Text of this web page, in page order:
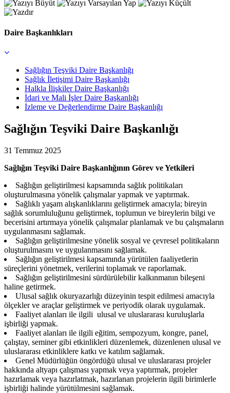
Daire Başkanlıkları
Sağlığın Teşviki Daire Başkanlığı
Sağlık İletişimi Daire Başkanlığı
Halkla İlişkiler Daire Başkanlığı
İdari ve Mali İşler Daire Başkanlığı
İzleme ve Değerlendirme Daire Başkanlığı
Sağlığın Teşviki Daire Başkanlığı
31 Temmuz 2025
Sağlığın Teşviki Daire Başkanlığının Görev ve Yetkileri
Sağlığın geliştirilmesi kapsamında sağlık politikaları
oluşturulmasına yönelik çalışmalar yapmak ve yaptırmak.
Sağlıklı yaşam alışkanlıklarını geliştirmek amacıyla; bireyin
sağlık sorumluluğunu geliştirmek, toplumun ve bireylerin bilgi ve
becerisini artırmaya yönelik çalışmalar planlamak ve bu çalışmaların
uygulanmasını sağlamak.
Sağlığın geliştirilmesine yönelik sosyal ve çevresel politikaların
oluşturulmasını ve uygulanmasını sağlamak.
Sağlığın geliştirilmesi kapsamında yürütülen faaliyetlerin
süreçlerini yönetmek, verilerini toplamak ve raporlamak.
Sağlığın geliştirilmesini sürdürülebilir kalkınmanın bileşeni
haline getirmek.
Ulusal sağlık okuryazarlığı düzeyinin tespit edilmesi amacıyla
ölçekler ve araçlar geliştirmek ve periyodik olarak uygulamak.
Faaliyet alanları ile ilgili ulusal ve uluslararası kuruluşlarla
işbirliği yapmak.
Faaliyet alanları ile ilgili eğitim, sempozyum, kongre, panel,
çalıştay, seminer gibi etkinlikleri düzenlemek, düzenlenen ulusal ve
uluslararası etkinliklere katkı ve katılım sağlamak.
Genel Müdürlüğün öngördüğü ulusal ve uluslararası projeler
hakkında altyapı çalışması yapmak veya yaptırmak, projeler
hazırlamak veya hazırlatmak, hazırlanan projelerin ilgili birimlerle
işbirliği halinde yürütülmesini sağlamak.